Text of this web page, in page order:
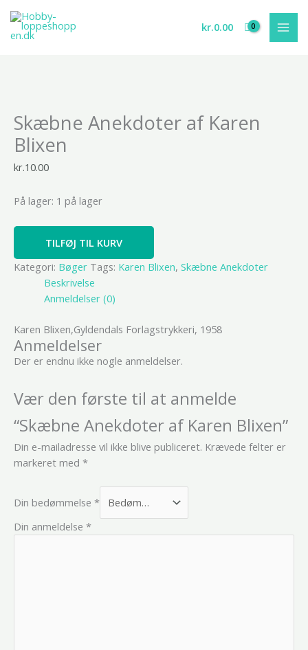
indholdet
kr.0.00
Skæbne Anekdoter af Karen
Blixen
kr.10.00
På lager: 1 på lager
Anekdoter
af
Karen
Blixen
TILFØJ TIL KURV
Kategori: Bøger Tags: Karen Blixen, Skæbne Anekdoter
Beskrivelse
Anmeldelser (0)
Karen Blixen,Gyldendals Forlagstrykkeri, 1958
Anmeldelser
Der er endnu ikke nogle anmeldelser.
Vær den første til at anmelde
“Skæbne Anekdoter af Karen Blixen”
Din e-mailadresse vil ikke blive publiceret. Krævede felter er
markeret med *
Din bedømmelse *
Din anmeldelse *